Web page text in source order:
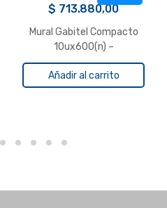
$ 713.880,00
Mural Gabitel Compacto
10ux600(n) –
Añadir al carrito